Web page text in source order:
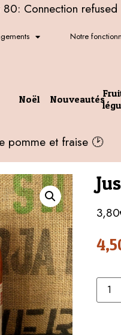
Connection refused
Notre
Noël Nouveautés
pomme et fraise 🕑